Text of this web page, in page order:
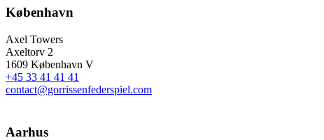
København
Axel Towers
Axeltorv 2
1609 København V
+45 33 41 41 41
contact@gorrissenfederspiel.com
Aarhus